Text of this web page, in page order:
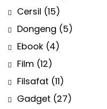
Cersil (15)
Dongeng (5)
Ebook (4)
Film (12)
Filsafat (11)
Gadget (27)